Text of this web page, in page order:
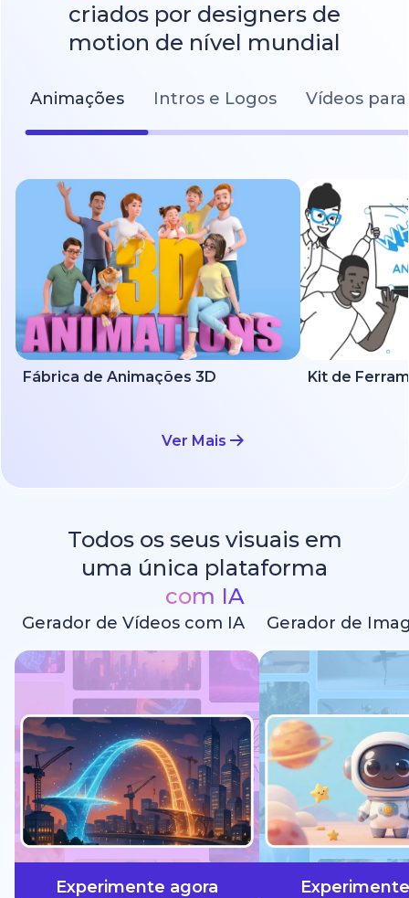
criados por designers de
motion de nível mundial
Animações Intros e Logos Vídeos para
Fábrica de Animações 3D
Ver Mais
Todos os seus visuais em
uma única plataforma
com IA
Gerador de Vídeos com IA
Experimente agoramais rápido